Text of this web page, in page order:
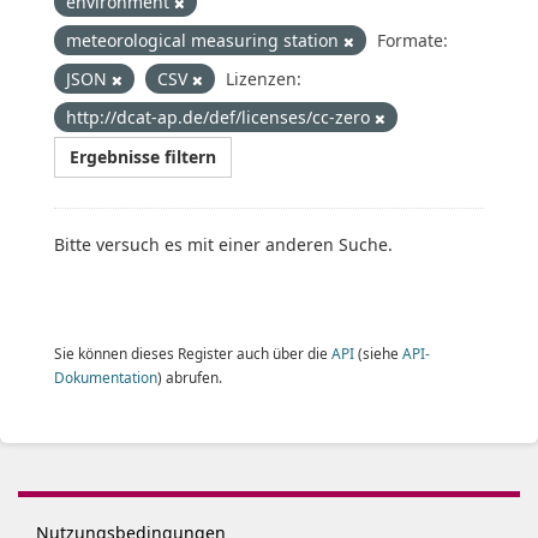
meteorological measuring station
Formate:
JSON
CSV
Lizenzen:
http://dcat-ap.de/def/licenses/cc-zero
Ergebnisse filtern
Bitte versuch es mit einer anderen Suche.
Sie können dieses Register auch über die API(siehe API-
Dokumentation) abrufen.
Nutzungsbedingungen